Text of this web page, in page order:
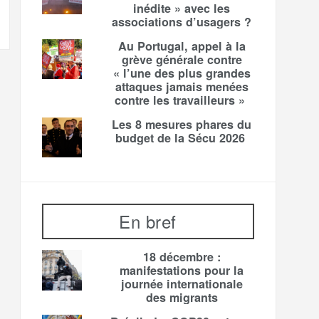
inédite » avec les
associations d’usagers ?
Au Portugal, appel à la
grève générale contre
« l’une des plus grandes
attaques jamais menées
contre les travailleurs »
Les 8 mesures phares du
budget de la Sécu 2026
En bref
18 décembre :
manifestations pour la
journée internationale
des migrants